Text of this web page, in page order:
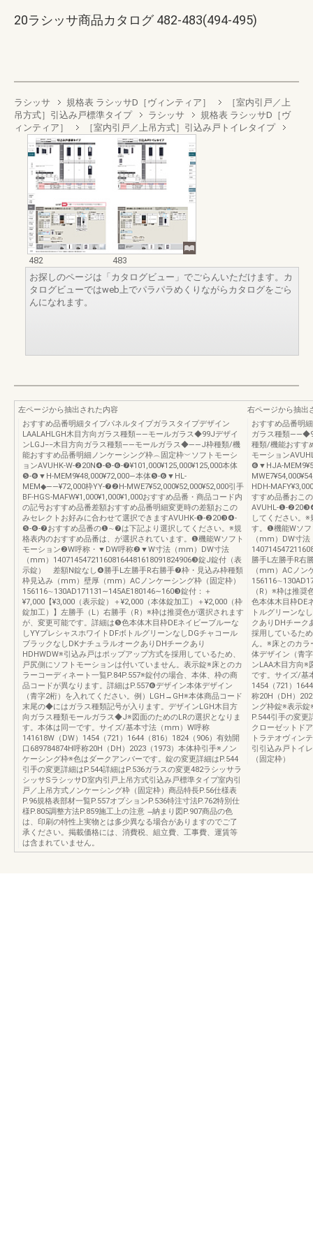
20ラシッサ商品カタログ 482-483(494-495)
ラシッサ 規格表 ラシッサD［ヴィンティア］
［室内引戸／上
吊方式］引込み戸標準タイプ
ラシッサ
規格表 ラシッサD［ヴ
ィンティア］
［室内引戸／上吊方式］引込み戸トイレタイプ
482
483
お探しのページは「カタログビュー」でごらんいただけます。カ
タログビューではweb上でパラパラめくりながらカタログをごら
んになれます。
左ページから抽出された内容
おすすめ品番明細タイプパネルタイプガラスタイプデザイン
LAALAHLGH木目方向ガラス種類――モールガラス◆99Jデザイ
ンLGJ−−木目方向ガラス種類――モールガラス◆――J枠種類/機
能おすすめ品番明細ノンケーシング枠︵固定枠︶ソフトモーシ
ョンAVUHK-W-❷20N❹-❺-❻-❼¥101,000¥125,000¥125,000本体
❺-❻▼H-MEM9¥48,000¥72,000―本体❺-❻▼HL-
MEM◆――¥72,000枠YY-❼❷H-MWE7¥52,000¥52,000¥52,000引手
BF-HGS-MAFW¥1,000¥1,000¥1,000おすすめ品番・商品コード内
の記号おすすめ品番差額おすすめ品番明細変更時の差額おこの
みセレクトお好みに合わせて選択できますAVUHK-❶-❷20❸❹-
❺-❻-❼おすすめ品番の❶∼❼は下記より選択してください。※規
格表内のおすすめ品番は、が選択されています。❶機能Wソフト
モーション❷W呼称・▼DW呼称❷▼W寸法（mm）DW寸法
（mm）140714547211608164481618091824906❸錠J錠付（表
示錠） 差額N錠なし❹勝手L左勝手R右勝手❼枠・見込み枠種類
枠見込み（mm）壁厚（mm）ACノンケーシング枠（固定枠）
156116∼130AD171131∼145AE180146∼160❸錠付：＋
¥7,000【¥3,000（表示錠）＋¥2,000（本体錠加工）＋¥2,000（枠
錠加工）】左勝手（L）右勝手（R）※枠は推奨色が選択されます
が、変更可能です。詳細は❺色本体木目枠DEネイビーブルーな
しYYプレシャスホワイトDFボトルグリーンなしDGチャコール
ブラックなしDKナチュラルオークありDHチークあり
HDHWDW※引込み戸はポップアップ方式を採用しているため、
戸尻側にソフトモーションは付いていません。表示錠※床とのカ
ラーコーディネート一覧P.84P.557※錠付の場合、本体、枠の商
品コードが異なります。詳細はP.557❻デザイン本体デザイン
（青字2桁）を入れてください。例）LGH→GH※本体商品コード
末尾の◆にはガラス種類記号が入ります。デザインLGH木目方
向ガラス種類モールガラス◆J※図面のためのLRの選択となりま
す。本体は同一です。サイズ/基本寸法（mm）W呼称
141618W（DW）1454（721）1644（816）1824（906）有効開
口689784874H呼称20H（DH）2023（1973）本体枠引手※ノン
ケーシング枠※色はダークアンバーです。錠の変更詳細はP.544
引手の変更詳細はP.544詳細はP.536ガラスの変更482ラシッサラ
シッサSラシッサD室内引戸上吊方式引込み戸標準タイプ室内引
戸／上吊方式ノンケーシング枠（固定枠）商品特長P.56仕様表
P.96規格表部材一覧P.557オプションP.536特注寸法P.762特別仕
様P.805調整方法P.859施工上の注意 ̶納まり図P.907商品の色
は、印刷の特性上実物とは多少異なる場合がありますのでご了
承ください。掲載価格には、消費税、組立費、工事費、運賃等
は含まれていません。
右ページから抽出
おすすめ品番明
ガラス種類
種類/機能おすす
モーション
❻▼HJA-
HDH-
すすめ品番おこ
AVUHL-❶-
してください。
す。❶機能Wソ
（mm）DW寸
勝手L左勝手R右
（mm）ACノン
（R）※枠は推
色本体木目枠DE
トルグリーンな
クありDHチーク
採用しているた
ん。※床とのカラ
体デザイン（青
ンLAA木目方向※
です。サイズ/基
1454（721）
称20H（DH）
ング枠錠※表示
P.544引手の変更
クローゼットド
トラテオヴィン
引引込み戸トイ
（固定枠）